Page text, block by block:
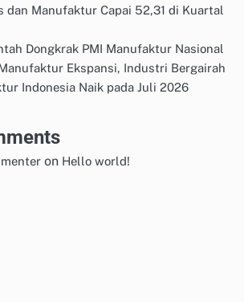
dan Manufaktur Capai 52,31 di Kuartal
Dongkrak PMI Manufaktur Nasional
Ekspansi, Industri Bergairah
Indonesia Naik pada Juli 2026
on Hello world!